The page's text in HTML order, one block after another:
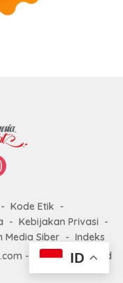
Kode Etik
Kebijakan Privasi
Media Siber
Indeks
- All right reserved
ID